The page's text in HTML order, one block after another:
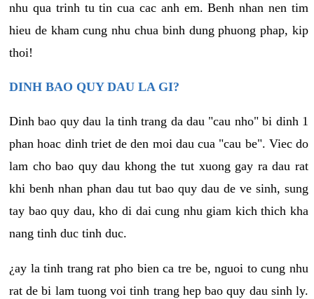
nhu qua trinh tu tin cua cac anh em. Benh nhan nen tim
hieu de kham cung nhu chua binh dung phuong phap, kip
thoi!
DINH BAO QUY DAU LA GI?
Dinh bao quy dau la tinh trang da dau "cau nho" bi dinh 1
phan hoac dinh triet de den moi dau cua "cau be". Viec do
lam cho bao quy dau khong the tut xuong gay ra dau rat
khi benh nhan phan dau tut bao quy dau de ve sinh, sung
tay bao quy dau, kho di dai cung nhu giam kich thich kha
nang tinh duc tinh duc.
¿ay la tinh trang rat pho bien ca tre be, nguoi to cung nhu
rat de bi lam tuong voi tinh trang hep bao quy dau sinh ly.